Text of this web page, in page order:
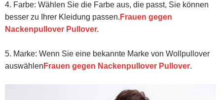
4. Farbe: Wählen Sie die Farbe aus, die passt, Sie können
besser zu Ihrer Kleidung passen. Frauen gegen
Nackenpullover Pullover.
5. Marke: Wenn Sie eine bekannte Marke von Wollpullover
auswählen Frauen gegen Nackenpullover Pullover.